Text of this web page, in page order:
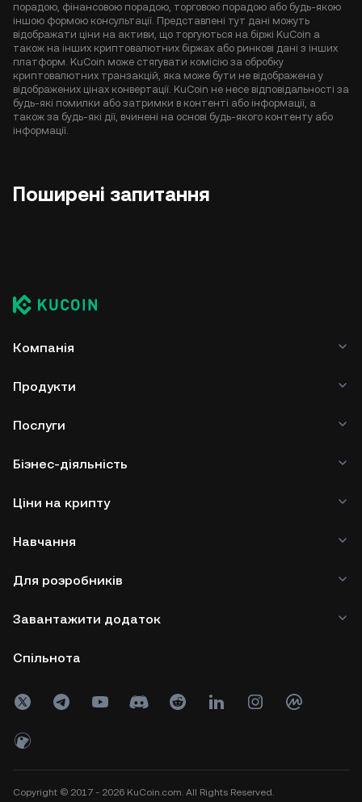
порадою, фінансовою порадою, торговою порадою або будь-якою
іншою формою консультації. Представлені тут дані можуть
відображати ціни на активи, що торгуються на біржі KuCoin а
також на інших криптовалютних біржах або ринкові дані з інших
платформ. KuCoin може стягувати комісію за обробку
криптовалютних транзакцій, яка може бути не відображена у
відображених цінах конвертації. KuCoin не несе відповідальності за
будь-які помилки або затримки в контенті або інформації, а
також за будь-які дії, вчинені на основі будь-якого контенту або
інформації.
Поширені запитання
Компанія
Продукти
Послуги
Бізнес-діяльність
Ціни на крипту
Навчання
Для розробників
Завантажити додаток
Спільнота
Copyright © 2017 - 2026 KuCoin.com. All Rights Reserved.